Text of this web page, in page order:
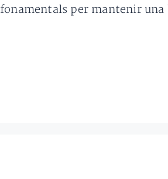
per mantenir una